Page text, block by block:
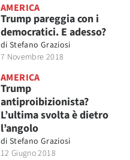
AMERICA
Trump pareggia con i
democratici. E adesso?
di Stefano Graziosi
7 Novembre 2018
AMERICA
Trump
antiproibizionista?
L’ultima svolta è dietro
l’angolo
di Stefano Graziosi
12 Giugno 2018